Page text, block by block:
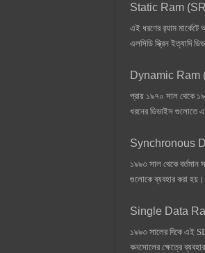
Static Ram
এই ধরণের র‍্যাম মার্কেটে
এলসিডি স্ক্রিন ইত্যাদি
Dynamic Ram
প্রায় ১৯৭০ সাল থেকে
ধরনের ডিভাইস গুলোতে
Synchronous
১৯৯৩ সাল থেকে বর্তমান
গুলোকে ব্যবহার করা হয়।
Single Data
১৯৯৩ সালের দিকে এই
কনসোলের ক্ষেত্রে